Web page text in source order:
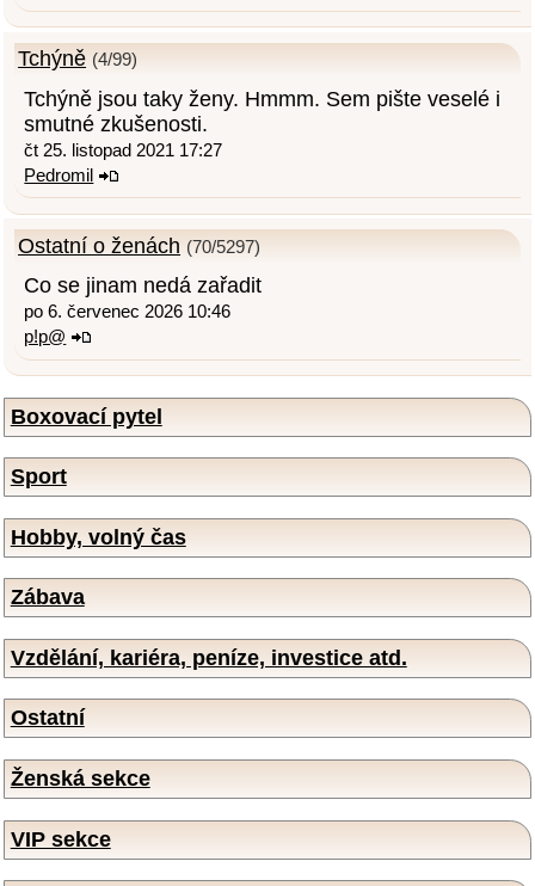
Tchýně (4/99)
Tchýně jsou taky ženy. Hmmm. Sem pište veselé i
smutné zkušenosti.
čt 25. listopad 2021 17:27
Pedromil
Ostatní o ženách (70/5297)
Co se jinam nedá zařadit
po 6. červenec 2026 10:46
p!p@
Boxovací pytel
Sport
Hobby, volný čas
Zábava
Vzdělání, kariéra, peníze, investice atd.
Ostatní
Ženská sekce
VIP sekce